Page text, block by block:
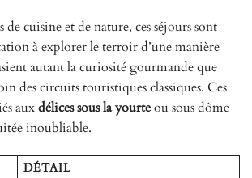
de cuisine et de nature, ces séjours sont
à explorer le terroir d’une manière
autant la curiosité gourmande que
des circuits touristiques classiques. Ces
auxdélices sous la yourteou sous dôme
inoubliable.
DÉTAIL